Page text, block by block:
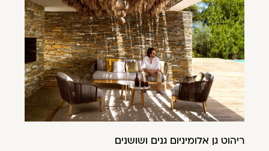
ריהוט גן אלומיניום גנים ושושנים